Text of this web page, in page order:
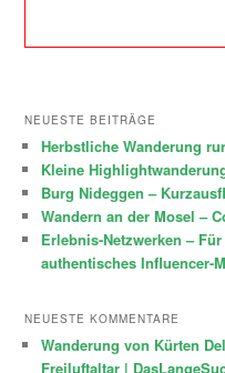
NEUESTE BEITRÄGE
Herbstliche Wanderung
Kleine
Burg Nideggen –
Wandern an der Mosel –
Erlebnis-Netzwerken –
authentisches Influencer-
NEUESTE KOMMENTARE
Wanderung von Kürten
Freiluftaltar |